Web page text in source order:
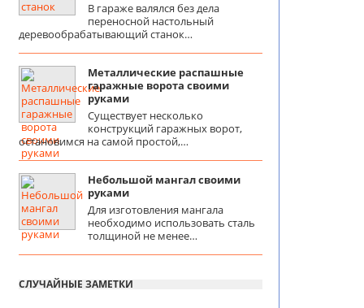
В гараже валялся без дела
переносной настольный
деревообрабатывающий станок…
Металлические распашные
гаражные ворота своими
руками
Существует несколько
конструкций гаражных ворот,
остановимся на самой простой,…
Небольшой мангал своими
руками
Для изготовления мангала
необходимо использовать сталь
толщиной не менее…
СЛУЧАЙНЫЕ ЗАМЕТКИ